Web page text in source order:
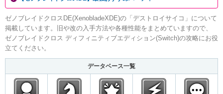
ゼノブレイドクロスDE(XenobladeXDE)の「デストロイサイコ」について
掲載しています。旧や改の入手方法や各種性能をまとめていますので、
ゼノブレイドクロス ディフィニティブエディション(Switch)の攻略にお役
立てください。
データベース一覧